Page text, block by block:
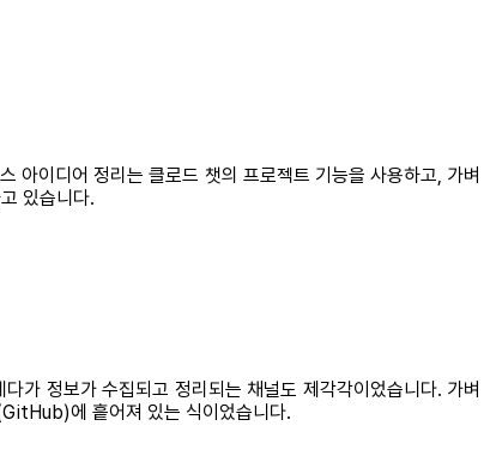
아이디어 정리는 클로드 챗의 프로젝트 기능을 사용하고, 가벼
있습니다.
가 정보가 수집되고 정리되는 채널도 제각각이었습니다. 가벼
에 흩어져 있는 식이었습니다.